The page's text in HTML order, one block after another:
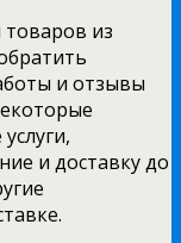
из
и отзывы
и доставку до